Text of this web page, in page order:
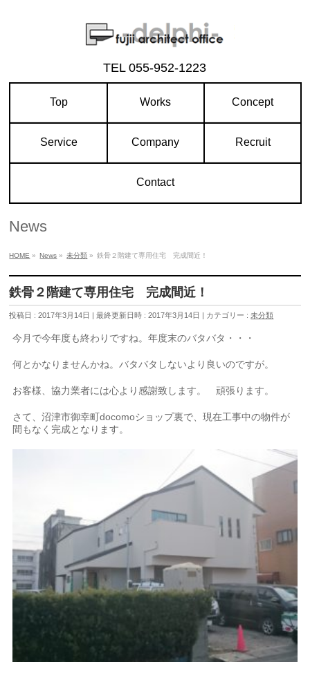
TEL055-952-1223
Top Works Concept
Service Company Recruit
Contact
News
HOME » News » 未分類 » 鉄骨２階建て専用住宅 完成間近！
鉄骨２階建て専用住宅 完成間近！
投稿日 : 2017年3月14日 最終更新日時 : 2017年3月14日 カテゴリー :未分類
今月で今年度も終わりですね。年度末のバタバタ・・・
何とかなりませんかね。バタバタしないより良いのですが。
お客様、協力業者には心より感謝致します。 頑張ります。
さて、沼津市御幸町docomoショップ裏で、現在工事中の物件が
間もなく完成となります。